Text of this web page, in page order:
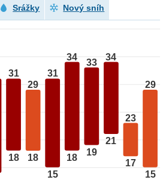
Srážky Nový sníh
31
18
29
18
31
15
34
18
33
19
34
21
23
17
29
15